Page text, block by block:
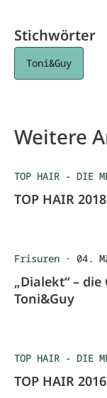
Stichwörter
Toni&Guy
Weitere
TOP HAIR - DIE
TOP HAIR
Frisuren · 04.
„Dialekt“ –
Toni&Guy
TOP HAIR - DIE
TOP HAIR